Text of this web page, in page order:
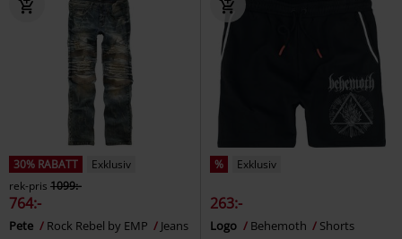
30% RABATT
Exklusiv
rek-pris 1099:-
764:-
Pete Rock Rebel by EMP Jeans
% Exklusiv
263:-
Logo Behemoth Shorts